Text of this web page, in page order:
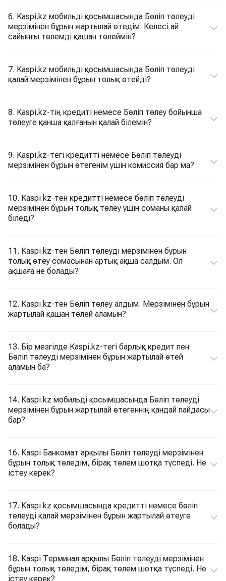
6. Kaspi.kz мобильді қосымшасында Бөліп төлеуді
мерзімінен бұрын жартылай өтедім. Келесі ай
сайынғы төлемді қашан төлеймін?
7. Kaspi.kz мобильді қосымшасында Бөліп төлеуді
қалай мерзімінен бұрын толық өтейді?
8. Kaspi.kz-тің кредиті немесе Бөліп төлеу бойынша
төлеуге қанша қалғанын қалай білемін?
9. Kaspi.kz-тегі кредитті немесе Бөліп төлеуді
мерзімінен бұрын өтегенім үшін комиссия бар ма?
10. Kaspi.kz-тен кредитті немесе бөліп төлеуді
мерзімінен бұрын толық төлеу үшін соманы қалай
біледі?
11. Kaspi.kz-тен Бөліп төлеуді мерзімінен бұрын
толық өтеу сомасынан артық ақша салдым. Ол
ақшаға не болады?
12. Kaspi.kz-тен Бөліп төлеу алдым. Мерзімінен бұрын
жартылай қашан төлей аламын?
13. Бір мезгілде Kaspi.kz-тегі барлық кредит пен
Бөліп төлеуді мерзімінен бұрын жартылай өтей
аламын ба?
14. Kaspi.kz мобильді қосымшасында Бөліп төлеуді
мерзімінен бұрын жартылай өтегеннің қандай пайдасы
бар?
16. Kaspi Банкомат арқылы Бөліп төлеуді мерзімінен
бұрын толық төледім, бірақ төлем шотқа түспеді. Не
істеу керек?
17. Kaspi.kz қосымшасында кредитті немесе бөліп
төлеуді қалай мерзімінен бұрын жартылай өтеуге
болады?
18. Kaspi Терминал арқылы Бөліп төлеуді мерзімінен
бұрын толық төледім, бірақ төлем шотқа түспеді. Не
істеу керек?